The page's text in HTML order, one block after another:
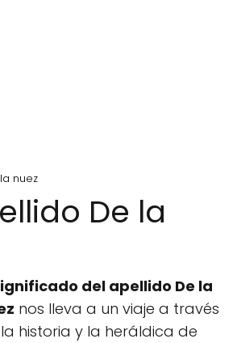
nuez
De la
del apellido De la
nos lleva a un viaje a través
historia y la heráldica de